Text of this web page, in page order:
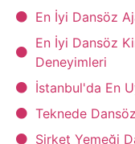
En İyi Dansöz
En İyi Dansöz
Deneyimleri
İstanbul'da En
Teknede
Şirket Yemeği